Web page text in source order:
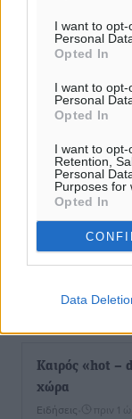
I want to
Personal
Opted In
I want to
Personal
Opted In
I want to opt-
Retention,
Personal
Purposes for
Opted In
Data
Καιρός «hot –
χώρα
Ειδήσεις πριν 1